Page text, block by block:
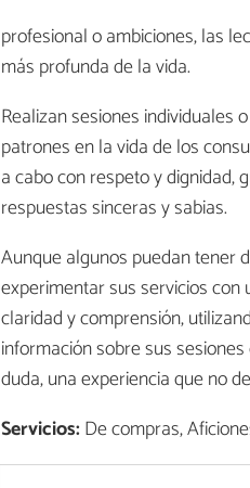
profesional o ambiciones, las
más profunda de la vida.
Realizan sesiones individuales
patrones en la vida de los
a cabo con respeto y dignidad,
respuestas sinceras y sabias.
Aunque algunos puedan tener
experimentar sus servicios
claridad y comprensión,
información sobre sus
duda, una experiencia que no
Servicios:De compras,